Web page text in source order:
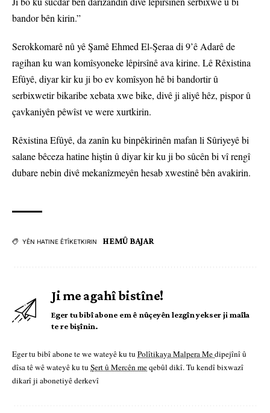
bandor bên kirin.”
Serokkomarê nû yê Şamê Ehmed El-Şeraa di 9’ê Adarê de
ragihan ku wan komîsyoneke lêpirsînê ava kirine. Lê Rêxistina
Efûyê, diyar kir ku ji bo ev komîsyon hê bi bandortir û
serbixwetir bikaribe xebata xwe bike, divê ji aliyê hêz, pispor û
çavkaniyên pêwîst ve were xurtkirin.
Rêxistina Efûyê, da zanîn ku binpêkirinên mafan li Sûriyeyê bi
salane bêceza hatine hiştin û diyar kir ku ji bo sûcên bi vî rengî
dubare nebin divê mekanîzmeyên hesab xwestinê bên avakirin.
YÊN HATINE ÊTÎKETKIRIN HEMÛ BAJAR
Ji me agahî bistîne!
Eger tu bibî abone em ê nûçeyên lezgîn yekser ji maîla
te re bişînin.
Eger tu bibî abone te we wateyê ku tu Polîtikaya Malpera Medipejînî û
dîsa tê wê wateyê ku tu Şert û Mercên meqebûl dikî. Tu kendî bixwazî
dikarî ji abonetiyê derkevî